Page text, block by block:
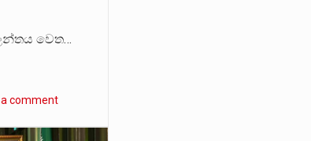
ප්‍රධාන පාර්ශවකරුවා වන ජනතා විමුක්ති
වෙත…
a comment